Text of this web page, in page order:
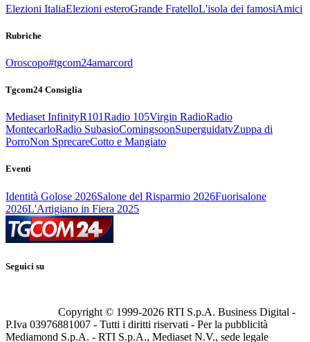
Elezioni ItaliaElezioni esteroGrande FratelloL'isola dei famosiAmici
Rubriche
Oroscopo#tgcom24amarcord
Tgcom24 Consiglia
Mediaset InfinityR101Radio 105Virgin RadioRadio
MontecarloRadio SubasioComingsoonSuperguidatvZuppa di
PorroNon SprecareCotto e Mangiato
Eventi
Identità Golose 2026Salone del Risparmio 2026Fuorisalone
2026L'Artigiano in Fiera 2025
Seguici su
Copyright © 1999-2026 RTI S.p.A. Business Digital -
P.Iva 03976881007 - Tutti i diritti riservati - Per la pubblicità
Mediamond S.p.A. - RTI S.p.A., Mediaset N.V., sede legale